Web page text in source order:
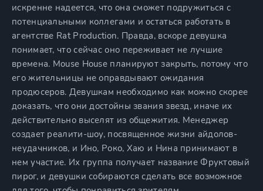
искренне надеется, что она сможет подружиться с
потенциальными коллегами и остаться работать в
агентстве Rat Production. Правда, вскоре девушка
понимает, что сейчас оно переживает не лучшие
времена. Mouse House планируют закрыть, потому что
его жительницы не оправдывают ожидания
продюсеров. Девушкам необходимо как можно скорее
доказать, что они достойны звания звезд, иначе их
действительно выселят из общежития. Менеджер
создает реалити-шоу, посвященное жизни айдолов-
неудачников, и Ино, Роко, Хаю и Нина принимают в
нем участие. Их группа получает название Фруктовый
пирог, и девушки собираются сделать все возможное